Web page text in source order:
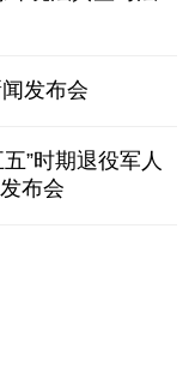
波纹状褶皱结构
发布会
”时期退役军人
布会